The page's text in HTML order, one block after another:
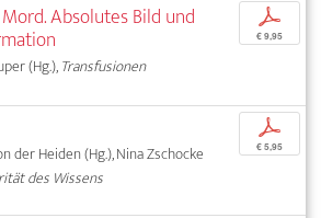
Absolutes Bild und
(Hg.),Transfusionen
p
€ 9,95
der Heiden (Hg.), Nina Zschocke
des Wissens
p
€ 5,95